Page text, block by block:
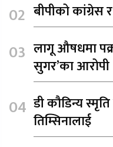
बीपीको कांग्रेस
लागू औषधमा
सुगर’का आरोपी
डी कौडिन्य
तिम्सिनालाई